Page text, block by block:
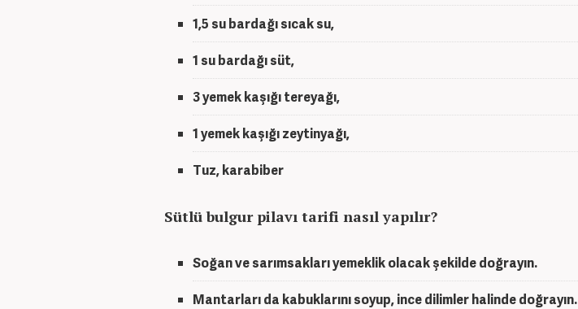
1,5 su bardağı sıcak su,
1 su bardağı süt,
3 yemek kaşığı tereyağı,
1 yemek kaşığı zeytinyağı,
Tuz, karabiber
Sütlü bulgur pilavı tarifi nasıl yapılır?
Soğan ve sarımsakları yemeklik olacak şekilde doğrayın.
Mantarları da kabuklarını soyup, ince dilimler halinde doğrayın.